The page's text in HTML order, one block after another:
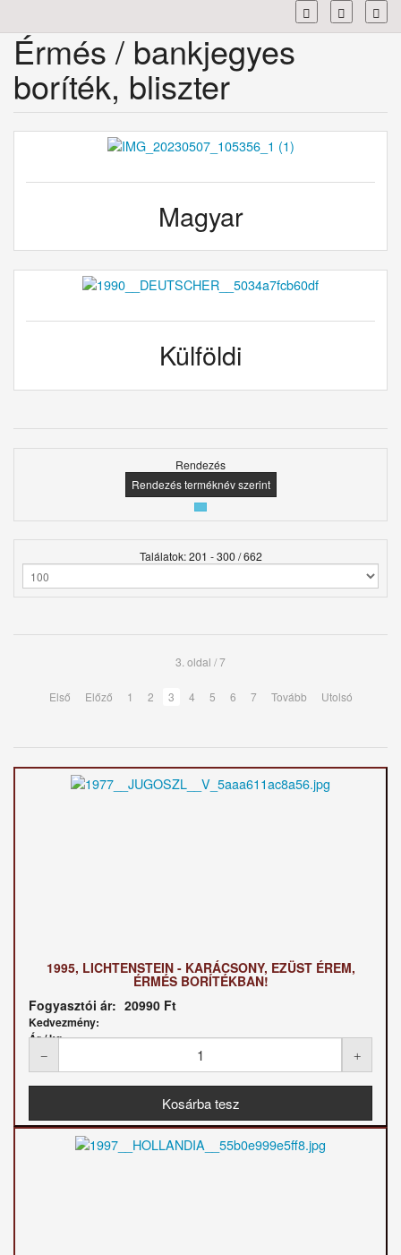
Érmés / bankjegyes
boríték, bliszter
Magyar
Külföldi
Rendezés
Rendezés terméknév szerint
Találatok: 201 - 300 / 662
3. oldal / 7
Első Előző 1 2 3 4 5 6 7 Tovább Utolsó
1995, LICHTENSTEIN - KARÁCSONY, EZÜST ÉREM,
ÉRMÉS BORÍTÉKBAN!
Fogyasztói ár: 20990 Ft
Kedvezmény:
Ár / kg: